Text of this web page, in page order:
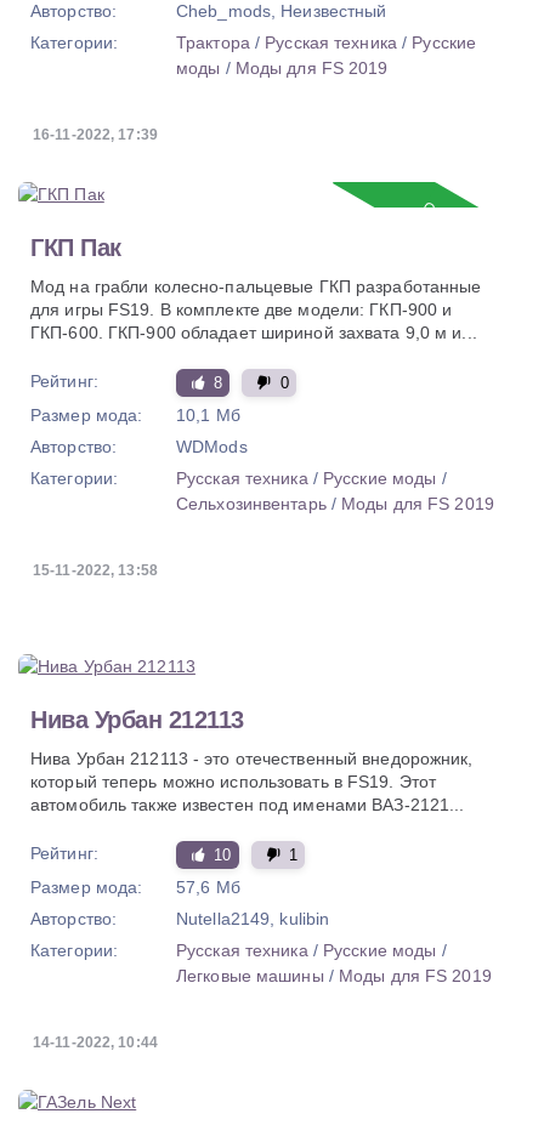
Авторство:
Cheb_mods, Неизвестный
Категории:
Трактора / Русская техника / Русские
моды / Моды для FS 2019
16-11-2022, 17:39
ГКП Пак
Мод на грабли колесно-пальцевые ГКП разработанные
для игры FS19. В комплекте две модели: ГКП-900 и
ГКП-600. ГКП-900 обладает шириной захвата 9,0 м и...
Рейтинг: 8 0
Размер мода:
10,1 Мб
Авторство:
WDMods
Категории:
Русская техника / Русские моды /
Сельхозинвентарь/ Моды для FS 2019
15-11-2022, 13:58
Нива Урбан 212113
Нива Урбан 212113 - это отечественный внедорожник,
который теперь можно использовать в FS19. Этот
автомобиль также известен под именами ВАЗ-2121...
Рейтинг: 10 1
Размер мода:
57,6 Мб
Авторство:
Nutella2149, kulibin
Категории:
Русская техника / Русские моды /
Легковые машины / Моды для FS 2019
14-11-2022, 10:44